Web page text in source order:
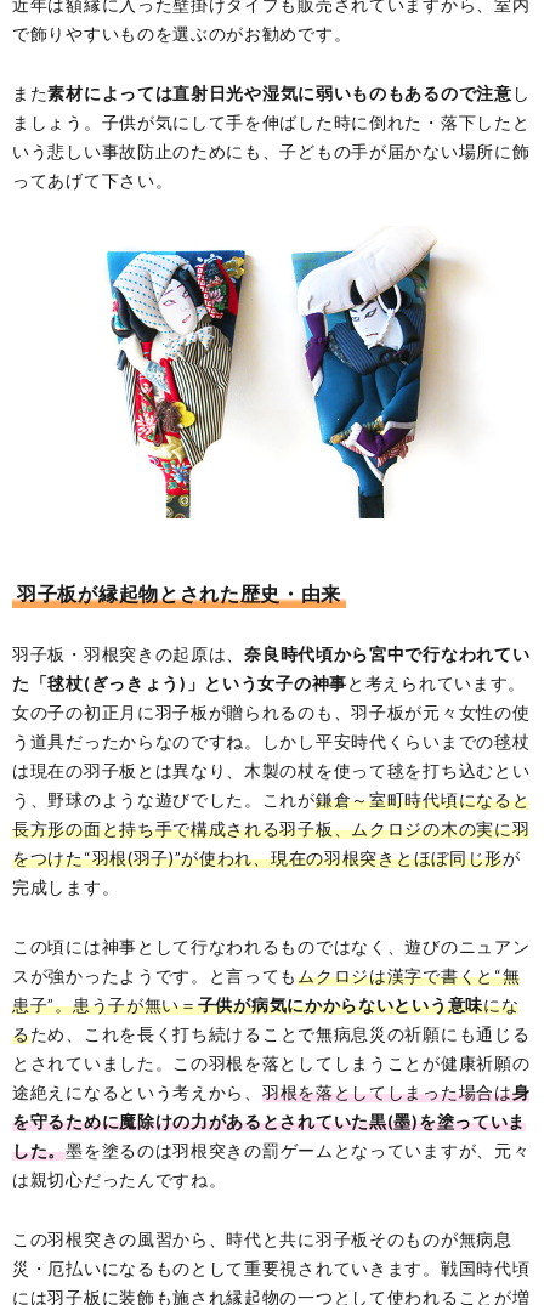
近年は額縁に入った壁掛けタイプも販売されていますから、室内
で飾りやすいものを選ぶのがお勧めです。
また素材によっては直射日光や湿気に弱いものもあるので注意 し
ましょう。子供が気にして手を伸ばした時に倒れた・落下したと
いう悲しい事故防止のためにも、子どもの手が届かない場所に飾
ってあげて下さい。
羽子板が縁起物とされた歴史・由来
羽子板・羽根突きの起原は、奈良時代頃から宮中で行なわれてい
た「毬杖(ぎっきょう)」という女子の神事と考えられています。
女の子の初正月に羽子板が贈られるのも、羽子板が元々女性の使
う道具だったからなのですね。しかし平安時代くらいまでの毬杖
は現在の羽子板とは異なり、木製の杖を使って毬を打ち込むとい
う、野球のような遊びでした。これが鎌倉～室町時代頃になると
長方形の面と持ち手で構成される羽子板、ムクロジの木の実に羽
をつけた“羽根(羽子)”が使われ、現在の羽根突きとほぼ同じ形が
完成します。
この頃には神事として行なわれるものではなく、遊びのニュアン
スが強かったようです。と言ってもムクロジは漢字で書くと“無
患子”。患う子が無い＝子供が病気にかからないという意味にな
るため、これを長く打ち続けることで無病息災の祈願にも通じる
とされていました。この羽根を落としてしまうことが健康祈願の
途絶えになるという考えから、 羽根を落としてしまった場合は身
を守るために魔除けの力があるとされていた黒(墨)を塗っていま
した。墨を塗るのは羽根突きの罰ゲームとなっていますが、元々
は親切心だったんですね。
この羽根突きの風習から、時代と共に羽子板そのものが無病息
災・厄払いになるものとして重要視されていきます。戦国時代頃
には羽子板に装飾も施され縁起物の一つとして使われることが増